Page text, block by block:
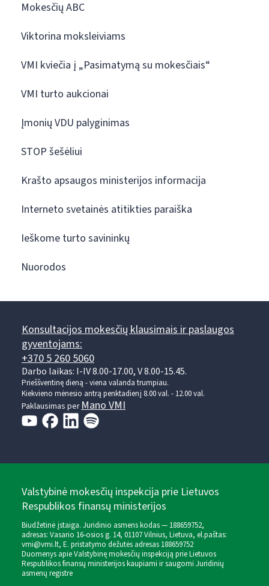
Mokesčių ABC
Viktorina moksleiviams
VMI kviečia į „Pasimatymą su mokesčiais“
VMI turto aukcionai
Įmonių VDU palyginimas
STOP šešėliui
Krašto apsaugos ministerijos informacija
Interneto svetainės atitikties paraiška
Ieškome turto savininkų
Nuorodos
Konsultacijos mokesčių klausimais ir paslaugos
gyventojams:
+370 5 260 5060
Darbo laikas: I-IV 8.00-17.00, V 8.00-15.45.
Prieššventinę dieną - viena valanda trumpiau.
Kiekvieno mėnesio antrą penktadienį 8.00 val. - 12.00 val.
Paklausimas perMano VMI
Valstybinė mokesčių inspekcija prie Lietuvos
Respublikos finansų ministerijos
Biudžetinė įstaiga. Juridinio asmens kodas — 188659752,
adresas: Vasario 16-osios g. 14, 01107 Vilnius, Lietuva, el.paštas:
vmi@vmi.lt, E. pristatymo dėžutės adresas 188659752
Duomenys apie Valstybinę mokesčių inspekciją prie Lietuvos
Respublikos finansų ministerijos kaupiami ir saugomi Juridinių
asmenų registre